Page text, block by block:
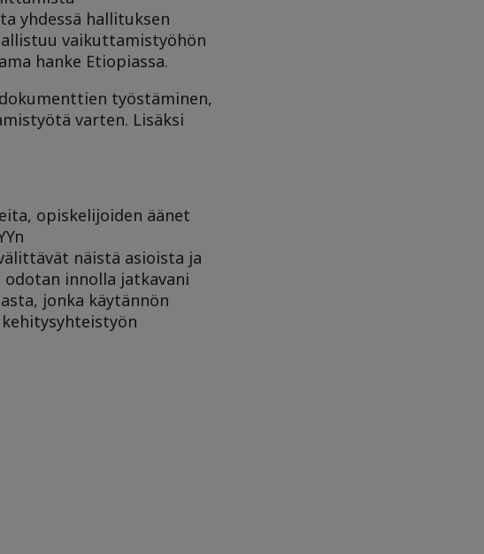
yhdessä hallituksen
vaikuttamistyöhön
hanke Etiopiassa.
työstäminen,
varten. Lisäksi
opiskelijoiden äänet
näistä asioista ja
odotan innolla jatkavani
jonka käytännön